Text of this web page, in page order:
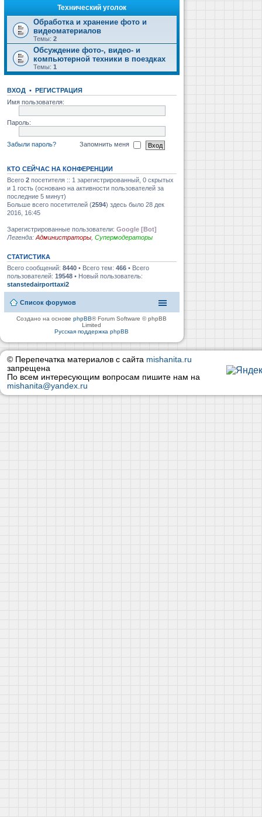
Технический уголок
Обработка и хранение фото и
видеоматериалов
Темы: 2
Обсуждение фото-, видео- и
компьютерной техники в поездках
Темы: 1
ВХОД • РЕГИСТРАЦИЯ
Имя пользователя:
Пароль:
Забыли пароль? Запомнить меня
КТО СЕЙЧАС НА КОНФЕРЕНЦИИ
Всего 2 посетителя :: 1 зарегистрированный, 0 скрытых
и 1 гость (основано на активности пользователей за
последние 5 минут)
Больше всего посетителей (2594) здесь было 28 дек
2016, 16:45
Зарегистрированные пользователи: Google [Bot]
Легенда: Администраторы Супермодераторы
СТАТИСТИКА
Всего сообщений: 8440 • Всего тем: 466 • Всего
пользователей: 19548 • Новый пользователь:
stanstedairporttaxi2
Список форумов
Создано на основеphpBB® Forum Software © phpBB
Limited
Русская поддержка phpBB
© Перепечатка материалов с сайта mishanita.ru
запрещена
По всем интересующим вопросам пишите нам на
mishanita@yandex.ru